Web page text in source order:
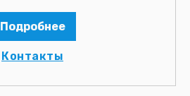
Подробнее
Контакты